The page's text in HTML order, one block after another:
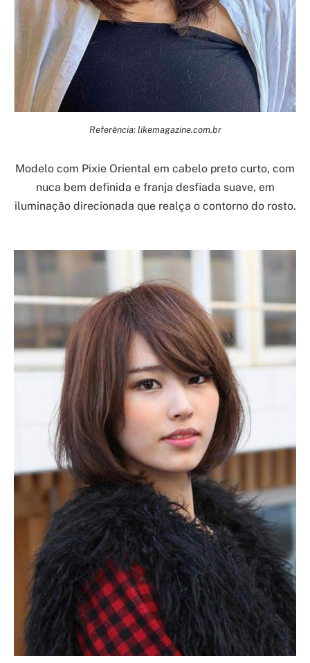
Referência: likemagazine.com.br
Modelo com Pixie Oriental em cabelo preto curto, com
nuca bem definida e franja desfiada suave, em
iluminação direcionada que realça o contorno do rosto.